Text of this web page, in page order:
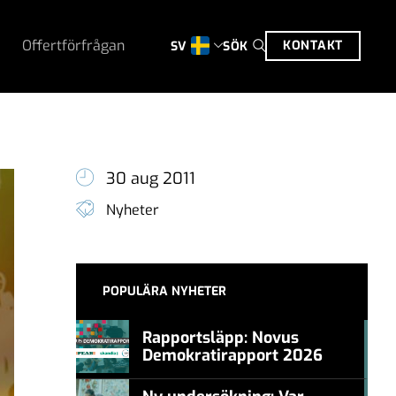
Offertförfrågan SV SÖK KONTAKT
30 aug 2011
Nyheter
POPULÄRA NYHETER
Rapportsläpp: Novus
Demokratirapport 2026